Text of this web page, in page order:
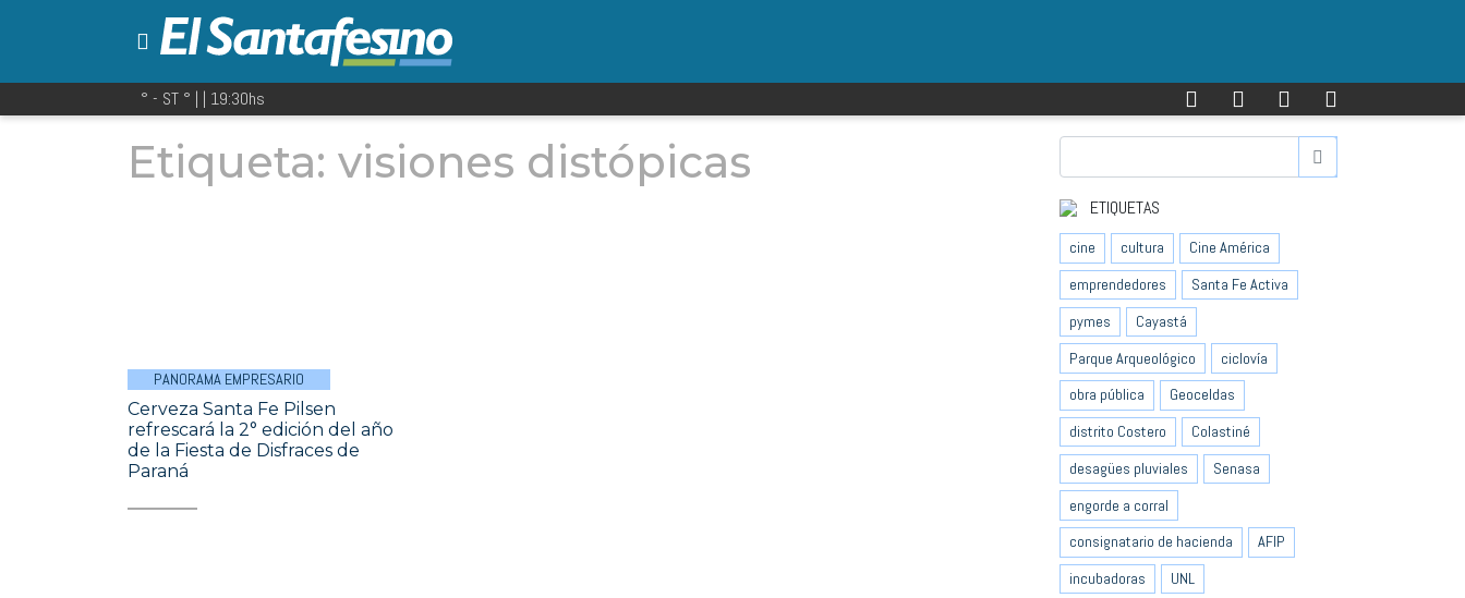
° - ST ° | | 19:30hs
Etiqueta: visiones distópicas
PANORAMA EMPRESARIO
Cerveza Santa Fe Pilsen
refrescará la 2° edición del año
de la Fiesta de Disfraces de
Paraná
ETIQUETAS
cine cultura
Cine América
emprendedores
Santa Fe Activa
pymes
Cayastá
Parque Arqueológico
ciclovía
obra pública
Geoceldas
distrito Costero
Colastiné
desagües pluviales
Senasa
engorde a corral
consignatario de hacienda
AFIP
incubadoras
UNL